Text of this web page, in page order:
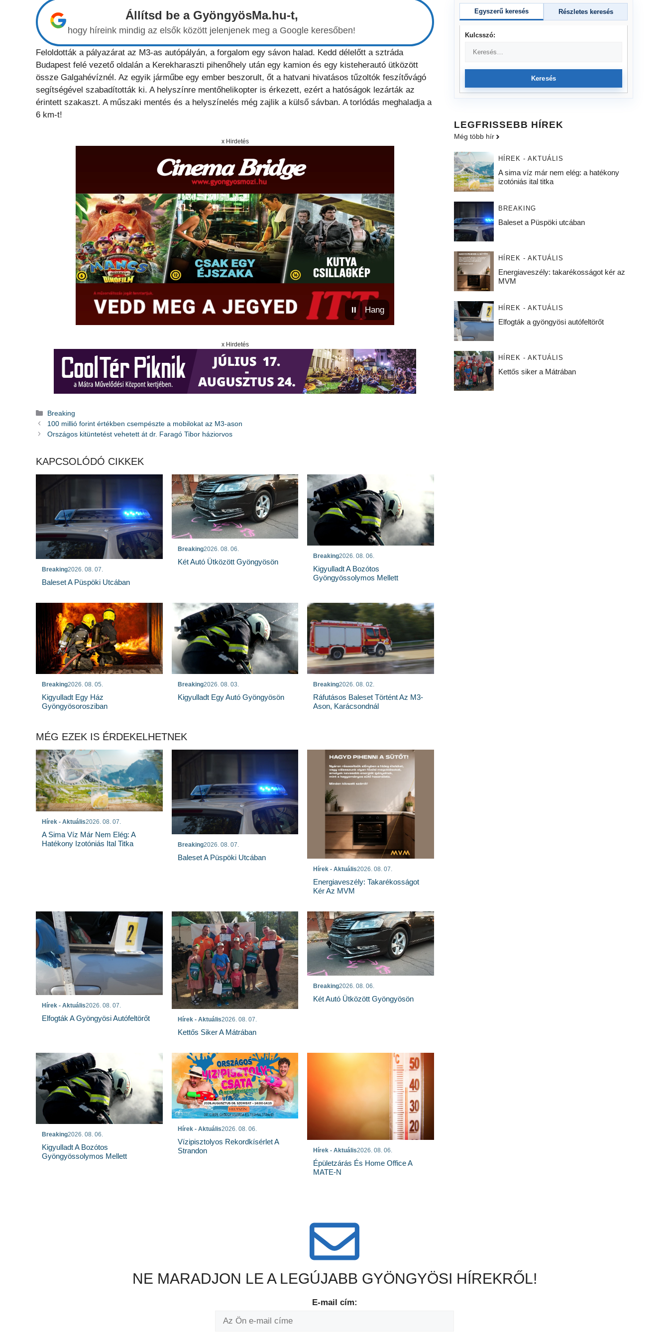
Állítsd be a GyöngyösMa.hu-t,
hogy híreink mindig az elsők között jelenjenek meg a Google keresőben!
Feloldották a pályazárat az M3-as autópályán, a forgalom egy sávon halad. Kedd délelőtt a sztráda
Budapest felé vezető oldalán a Kerekharaszti pihenőhely után egy kamion és egy kisteherautó ütközött
össze Galgahévíznél. Az egyik járműbe egy ember beszorult, őt a hatvani hivatásos tűzoltók feszítővágó
segítségével szabadították ki. A helyszínre mentőhelikopter is érkezett, ezért a hatóságok lezárták az
érintett szakaszt. A műszaki mentés és a helyszínelés még zajlik a külső sávban. A torlódás meghaladja a
6 km-t!
x Hirdetés
⏸ Hang
x Hirdetés
Kategória
Breaking
100 millió forint értékben csempészte a mobilokat az M3-ason
Országos kitüntetést vehetett át dr. Faragó Tibor háziorvos
KAPCSOLÓDÓ CIKKEK
Breaking2026. 08. 07.
Baleset A Püspöki Utcában
Breaking2026. 08. 06.
Két Autó Ütközött Gyöngyösön
Breaking2026. 08. 06.
Kigyulladt A Bozótos
Gyöngyössolymos Mellett
Breaking2026. 08. 05.
Kigyulladt Egy Ház
Gyöngyösorosziban
Breaking2026. 08. 03.
Kigyulladt Egy Autó Gyöngyösön
Breaking2026. 08. 02.
Ráfutásos Baleset Történt Az M3-
Ason, Karácsondnál
MÉG EZEK IS ÉRDEKELHETNEK
Hírek - Aktuális2026. 08. 07.
A Sima Víz Már Nem Elég: A
Hatékony Izotóniás Ital Titka
Breaking2026. 08. 07.
Baleset A Püspöki Utcában
Hírek - Aktuális2026. 08. 07.
Energiaveszély: Takarékosságot
Kér Az MVM
Hírek - Aktuális2026. 08. 07.
Elfogták A Gyöngyösi Autófeltörőt Hírek - Aktuális2026. 08. 07.
Kettős Siker A Mátrában
Breaking2026. 08. 06.
Két Autó Ütközött Gyöngyösön
Breaking2026. 08. 06.
Kigyulladt A Bozótos
Gyöngyössolymos Mellett
Hírek - Aktuális2026. 08. 06.
Vízipisztolyos Rekordkísérlet A
Strandon
Hírek - Aktuális2026. 08. 06.
Épületzárás És Home Office A
MATE-N
Egyszerű keresés Részletes keresés
Kulcsszó:
Keresés
LEGFRISSEBB HÍREK
Még több hír
HÍREK - AKTUÁLIS
A sima víz már nem elég: a hatékony
izotóniás ital titka
BREAKING
Baleset a Püspöki utcában
HÍREK - AKTUÁLIS
Energiaveszély: takarékosságot kér az
MVM
HÍREK - AKTUÁLIS
Elfogták a gyöngyösi autófeltörőt
HÍREK - AKTUÁLIS
Kettős siker a Mátrában
NE MARADJON LE A LEGÚJABB GYÖNGYÖSI HÍREKRŐL!
E-mail cím: